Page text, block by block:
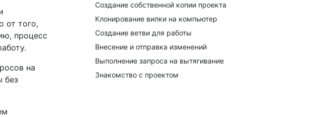
Создание собственной копии проекта
Клонирование вилки на компьютер
Создание ветви для работы
Внесение и отправка изменений
Выполнение запроса на вытягивание
Знакомство с проектом
от того,
процесс
на
без